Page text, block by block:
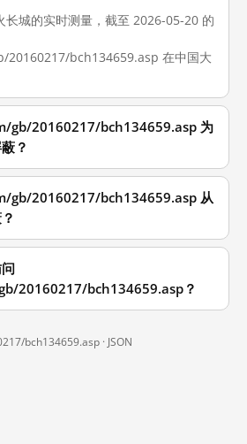
城的实时测量，截至 2026-05-20 的
bch134659.asp 在中国大
gb/20160217/bch134659.asp 为
？
gb/20160217/bch134659.asp 从
20160217/bch134659.asp？
bch134659.asp · JSON